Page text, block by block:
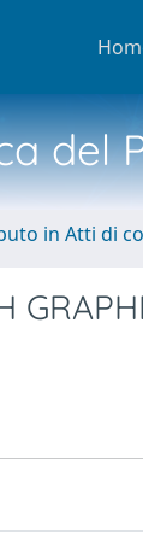
del
in Atti di